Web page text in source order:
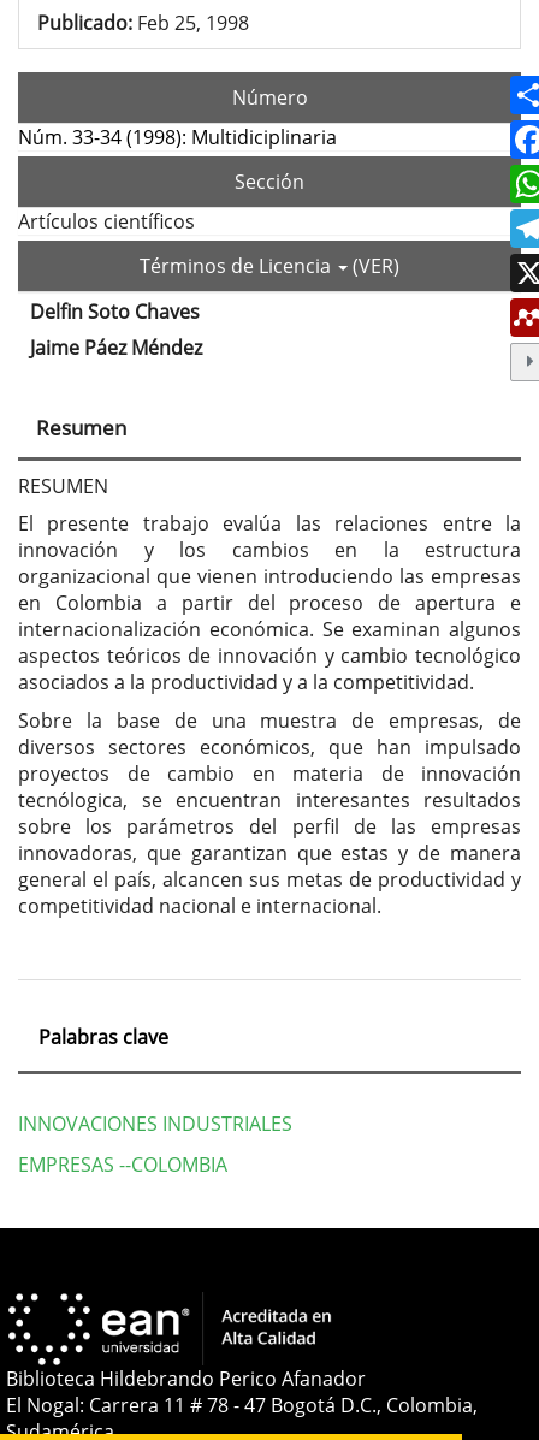
Publicado: Feb 25, 1998
Número
Núm. 33-34 (1998): Multidiciplinaria
Sección
Artículos científicos
Términos de Licencia
(VER)
Contenido
del
artículo
Delfin Soto Chaves
Jaime Páez Méndez
Resumen
RESUMEN
El presente trabajo evalúa las relaciones entre la
innovación y los cambios en la estructura
organizacional que vienen introduciendo las empresas
en Colombia a partir del proceso de apertura e
internacionalización económica. Se examinan algunos
aspectos teóricos de innovación y cambio tecnológico
asociados a la productividad y a la competitividad.
Sobre la base de una muestra de empresas, de
diversos sectores económicos, que han impulsado
proyectos de cambio en materia de innovación
tecnólogica, se encuentran interesantes resultados
sobre los parámetros del perfil de las empresas
innovadoras, que garantizan que estas y de manera
general el país, alcancen sus metas de productividad y
competitividad nacional e internacional.
Palabras clave
INNOVACIONES INDUSTRIALES
EMPRESAS --COLOMBIA
Detalles
artículo
Biblioteca Hildebrando Perico Afanador
El Nogal: Carrera 11 # 78 - 47 Bogotá D.C., Colombia,
Sudamérica